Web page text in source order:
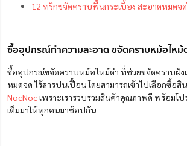
12 ทริกขจัดคราบพื้นกระเบื้อง สะอาดหมดจ
ซื้ออุปกรณ์ทำความสะอาด ขจัดคราบหม้อไหม้
ซื้ออุปกรณ์ขจัดคราบหม้อไหม้ดำ ที่ช่วยขจัดคราบฝัง
หมดจด ไร้สารปนเปื้อน โดยสามารถเข้าไปเลือกซื้อสิ
NocNocเพราะเรารวบรวมสินค้าคุณภาพดี พร้อมโ
เต็มมาให้ทุกคนมาช้อปกัน